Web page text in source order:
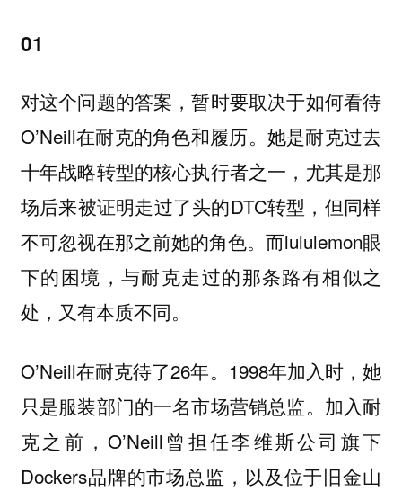
01
对这个问题的答案，暂时要取决于如何看待
O’Neill在耐克的角色和履历。她是耐克过去
十年战略转型的核心执行者之一，尤其是那
场后来被证明走过了头的DTC转型，但同样
不可忽视在那之前她的角色。而lululemon眼
下的困境，与耐克走过的那条路有相似之
处，又有本质不同。
O’Neill在耐克待了26年。1998年加入时，她
只是服装部门的一名市场营销总监。加入耐
克之前，O’Neill曾担任李维斯公司旗下
Dockers品牌的市场总监，以及位于旧金山